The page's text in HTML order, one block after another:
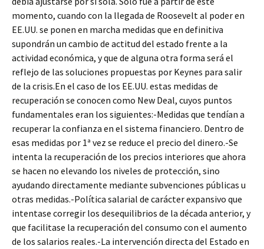
momento, cuando con la llegada de Roosevelt al poder en
EE.UU. se ponen en marcha medidas que en definitiva
supondrán un cambio de actitud del estado frente a la
actividad económica, y que de alguna otra forma será el
reflejo de las soluciones propuestas por Keynes para salir
de la crisis.En el caso de los EE.UU. estas medidas de
recuperación se conocen como New Deal, cuyos puntos
fundamentales eran los siguientes:-Medidas que tendían a
recuperar la confianza en el sistema financiero. Dentro de
esas medidas por 1ª vez se reduce el precio del dinero.-Se
intenta la recuperación de los precios interiores que ahora
se hacen no elevando los niveles de protección, sino
ayudando directamente mediante subvenciones públicas u
otras medidas.-Política salarial de carácter expansivo que
intentase corregir los desequilibrios de la década anterior, y
que facilitase la recuperación del consumo con el aumento
de los salarios reales.-La intervención directa del Estado en